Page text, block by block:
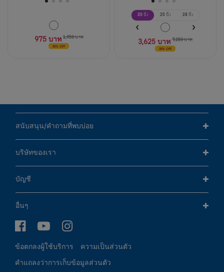
975 บาท 1,950 บาท
50% OFF
20 นิ้ว 25 นิ้ว 28 นิ้ว
3,625 บาท 7,250 บาท
50% OFF
สนับสนุน/คำถามที่พบบ่อย
บริษัทของเรา
บัญชี
อื่นๆ
ข้อตกลงผู้ใช้บริการ
ความเป็นส่วนตัว
คำแถลงว่าการเก็บข้อมูลส่วนตัว